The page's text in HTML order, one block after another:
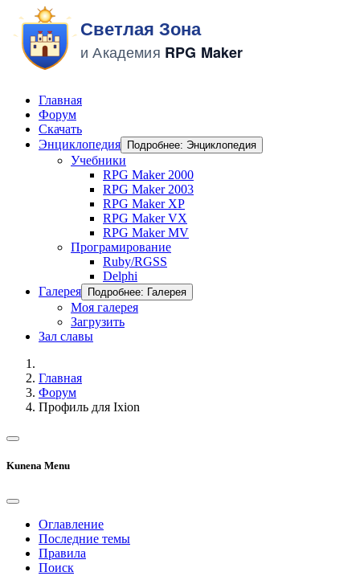
Главная
Форум
Скачать
Энциклопедия
Подробнее: Энциклопедия
Учебники
RPG Maker 2000
RPG Maker 2003
RPG Maker XP
RPG Maker VX
RPG Maker MV
Програмирование
Ruby/RGSS
Delphi
Галерея
Подробнее: Галерея
Моя галерея
Загрузить
Зал славы
Главная
Форум
Профиль для Ixion
Kunena Menu
Оглавление
Последние темы
Правила
Поиск